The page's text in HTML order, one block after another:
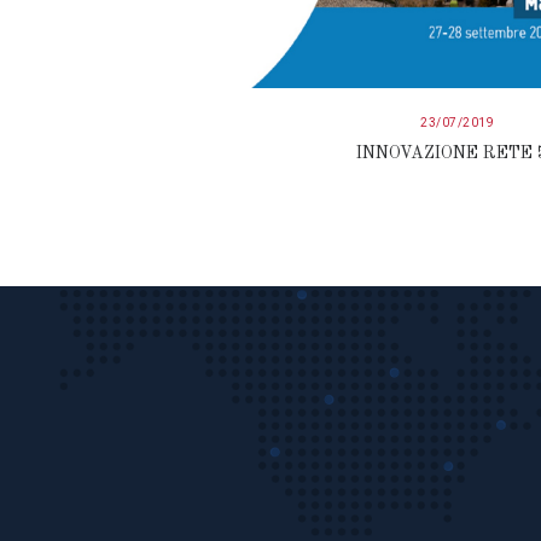
23/07/2019
INNOVAZIONE RETE